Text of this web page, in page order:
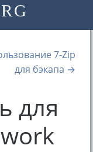
7-Zip
для бэкапа →
для